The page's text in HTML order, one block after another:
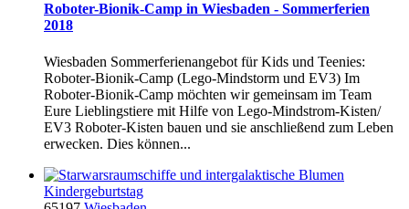
Roboter-Bionik-Camp in Wiesbaden - Sommerferien
2018
Wiesbaden Sommerferienangebot für Kids und Teenies:
Roboter-Bionik-Camp (Lego-Mindstorm und EV3) Im
Roboter-Bionik-Camp möchten wir gemeinsam im Team
Eure Lieblingstiere mit Hilfe von Lego-Mindstrom-Kisten/
EV3 Roboter-Kisten bauen und sie anschließend zum Leben
erwecken. Dies können...
Kindergeburtstag